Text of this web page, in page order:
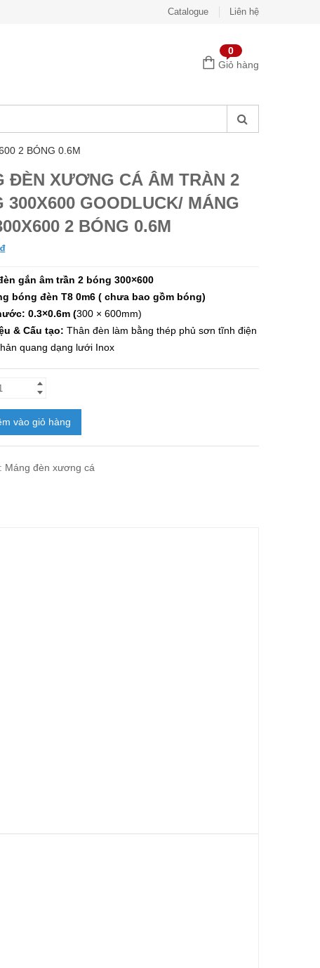
Catalogue Liên hệ
0
Giỏ hàng
2 BÓNG 0.6M
ĐÈN XƯƠNG CÁ ÂM TRÀN 2
300X600 GOODLUCK/ MÁNG
2 BÓNG 0.6M
₫
gắn âm trần 2 bóng 300×600
bóng đèn T8 0m6 ( chưa bao gồm bóng)
0.3×0.6m (300 × 600mm)
& Cấu tạo: Thân đèn làm bằng thép phủ sơn tĩnh điện
quang dạng lưới Inox
vào giỏ hàng
Máng đèn xương cá